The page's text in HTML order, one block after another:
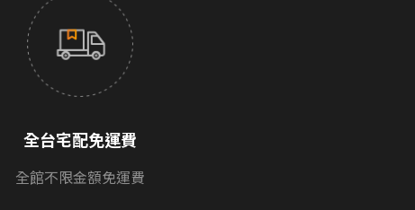
全台宅配免運費
全館不限金額免運費